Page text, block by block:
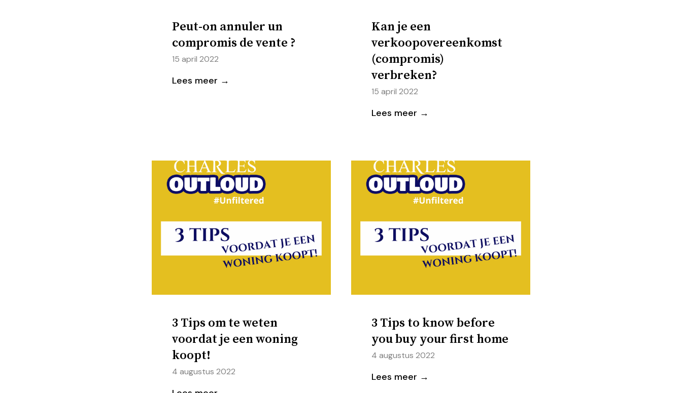
Peut-on annuler un
compromis de vente ?
15 april 2022
Lees meer →
Kan je een
verkoopovereenkomst
(compromis)
verbreken?
15 april 2022
Lees meer →
3 Tips om te weten
voordat je een woning
koopt!
4 augustus 2022
3 Tips to know before
you buy your first home
4 augustus 2022
Lees meer →